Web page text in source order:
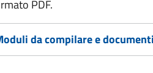
PDF.
da compilare e